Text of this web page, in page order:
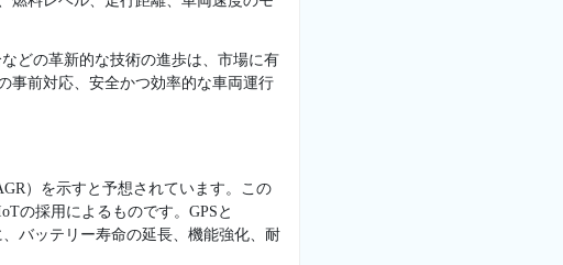
どの革新的な技術の進歩は、市場に有
事前対応、安全かつ効率的な車両運行
）を示すと予想されています。この
の採用によるものです。GPSと
バッテリー寿命の延長、機能強化、耐